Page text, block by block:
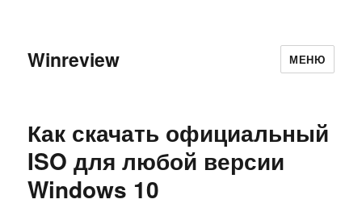
Winreview МЕНЮ
Как скачать официальный
ISO для любой версии
Windows 10